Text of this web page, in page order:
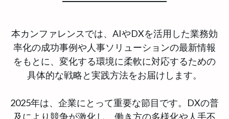
本カンファレンスでは、AIやDXを活用した業務効
率化の成功事例や人事ソリューションの最新情報
をもとに、変化する環境に柔軟に対応するための
具体的な戦略と実践方法をお届けします。
2025年は、企業にとって重要な節目です。DXの普
及により競争が激化し、働き方の多様化や人手不